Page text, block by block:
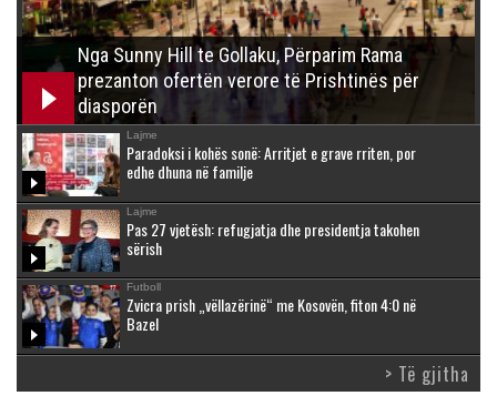
Nga Sunny Hill te Gollaku, Përparim Rama
prezanton ofertën verore të Prishtinës për
diasporën
Lajme
Paradoksi i kohës sonë: Arritjet e grave rriten, por
edhe dhuna në familje
Lajme
Pas 27 vjetësh: refugjatja dhe presidentja takohen
sërish
Futboll
Zvicra prish „vëllazërinë“ me Kosovën, fiton 4:0 në
Bazel
> Të gjitha